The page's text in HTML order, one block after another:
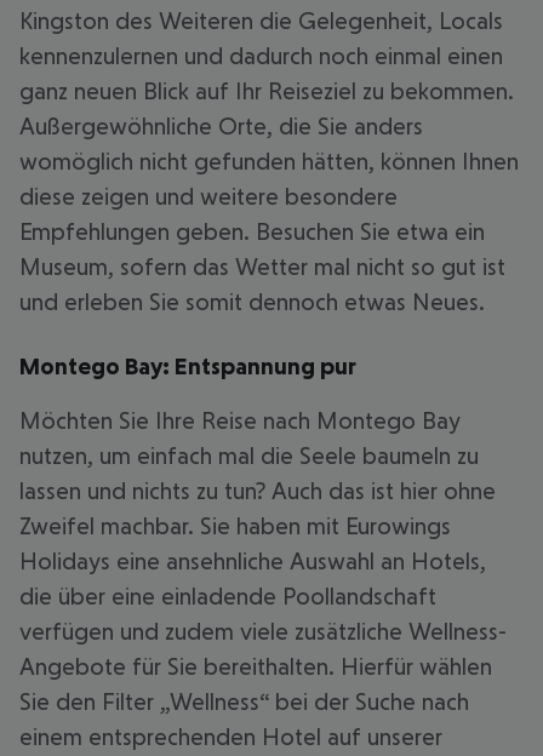
Kingston des Weiteren die Gelegenheit, Locals
kennenzulernen und dadurch noch einmal einen
ganz neuen Blick auf Ihr Reiseziel zu bekommen.
Außergewöhnliche Orte, die Sie anders
womöglich nicht gefunden hätten, können Ihnen
diese zeigen und weitere besondere
Empfehlungen geben. Besuchen Sie etwa ein
Museum, sofern das Wetter mal nicht so gut ist
und erleben Sie somit dennoch etwas Neues.
Montego Bay: Entspannung pur
Möchten Sie Ihre Reise nach Montego Bay
nutzen, um einfach mal die Seele baumeln zu
lassen und nichts zu tun? Auch das ist hier ohne
Zweifel machbar. Sie haben mit Eurowings
Holidays eine ansehnliche Auswahl an Hotels,
die über eine einladende Poollandschaft
verfügen und zudem viele zusätzliche Wellness-
Angebote für Sie bereithalten. Hierfür wählen
Sie den Filter „Wellness“ bei der Suche nach
einem entsprechenden Hotel auf unserer